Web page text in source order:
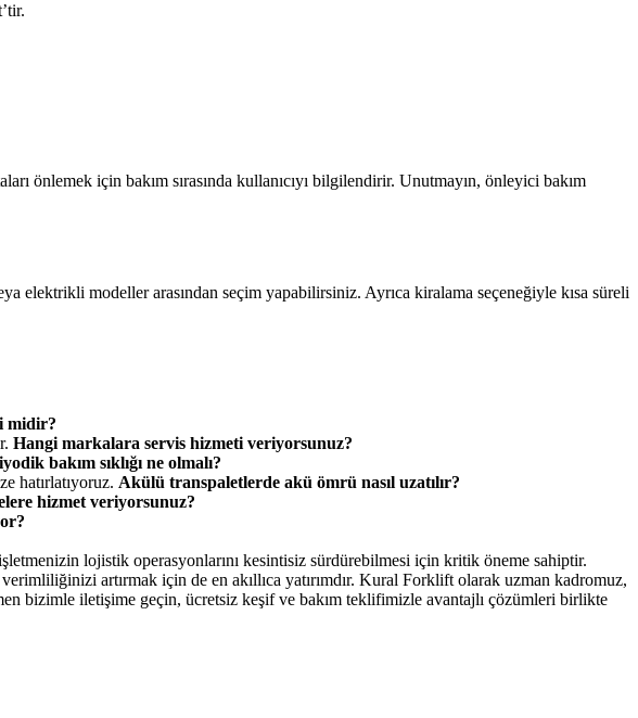
önlemek için bakım sırasında kullanıcıyı bilgilendirir. Unutmayın, önleyici bakım
elektrikli modeller arasından seçim yapabilirsiniz. Ayrıca kiralama seçeneğiyle kısa süreli
midir?
Hangi markalara servis hizmeti veriyorsunuz?
bakım sıklığı ne olmalı?
hatırlatıyoruz. Akülü transpaletlerde akü ömrü nasıl uzatılır?
hizmet veriyorsunuz?
lojistik operasyonlarını kesintisiz sürdürebilmesi için kritik öneme sahiptir.
artırmak için de en akıllıca yatırımdır. Kural Forklift olarak uzman kadromuz,
bizimle iletişime geçin, ücretsiz keşif ve bakım teklifimizle avantajlı çözümleri birlikte